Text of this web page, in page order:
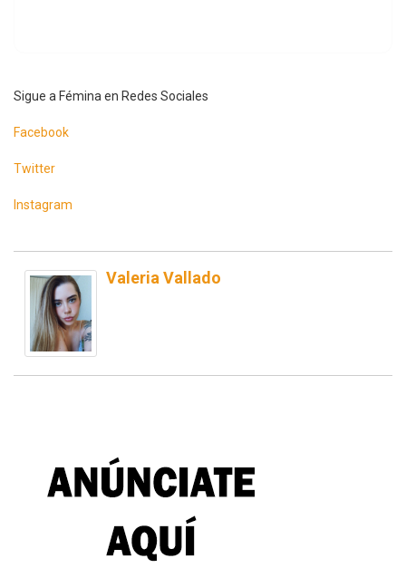
Sigue a Fémina en Redes Sociales
Facebook
Twitter
Instagram
Valeria Vallado